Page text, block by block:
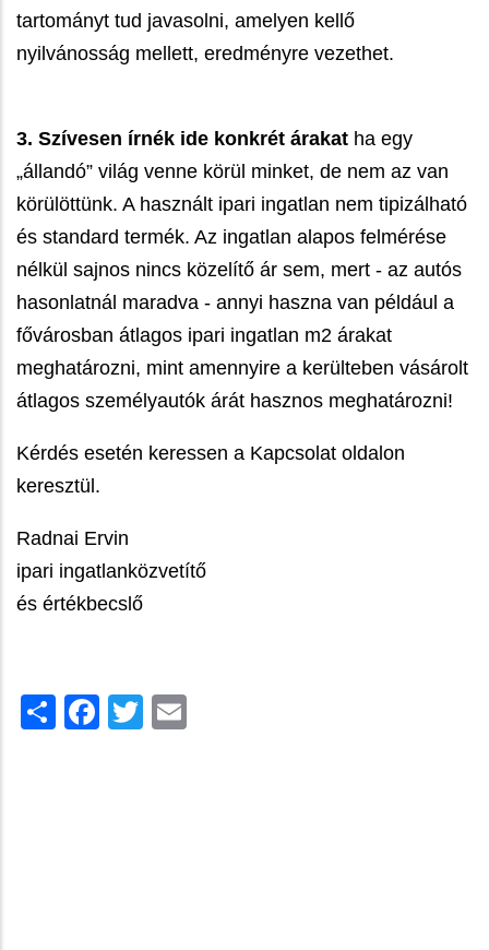
tartományt tud javasolni, amelyen kellő
nyilvánosság mellett, eredményre vezethet.
3. Szívesen írnék ide konkrét árakat ha egy
„állandó” világ venne körül minket, de nem az van
körülöttünk. A használt ipari ingatlan nem tipizálható
és standard termék. Az ingatlan alapos felmérése
nélkül sajnos nincs közelítő ár sem, mert - az autós
hasonlatnál maradva - annyi haszna van például a
fővárosban átlagos ipari ingatlan m2 árakat
meghatározni, mint amennyire a kerülteben vásárolt
átlagos személyautók árát hasznos meghatározni!
Kérdés esetén keressen a Kapcsolat oldalon
keresztül.
Radnai Ervin
ipari ingatlanközvetítő
és értékbecslő
ShareFacebook
Twitter